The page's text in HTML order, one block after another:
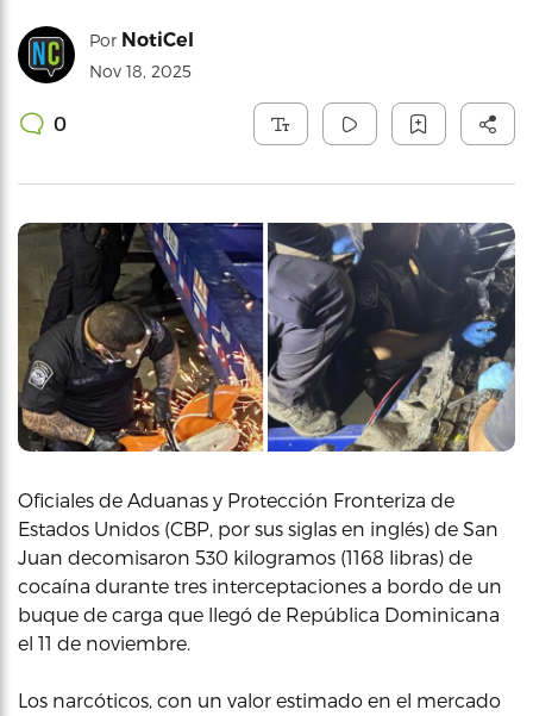
Por NotiCel
Nov 18, 2025
0
Oficiales de Aduanas y Protección Fronteriza de
Estados Unidos (CBP, por sus siglas en inglés) de San
Juan decomisaron 530 kilogramos (1168 libras) de
cocaína durante tres interceptaciones a bordo de un
buque de carga que llegó de República Dominicana
el 11 de noviembre.
Los narcóticos, con un valor estimado en el mercado